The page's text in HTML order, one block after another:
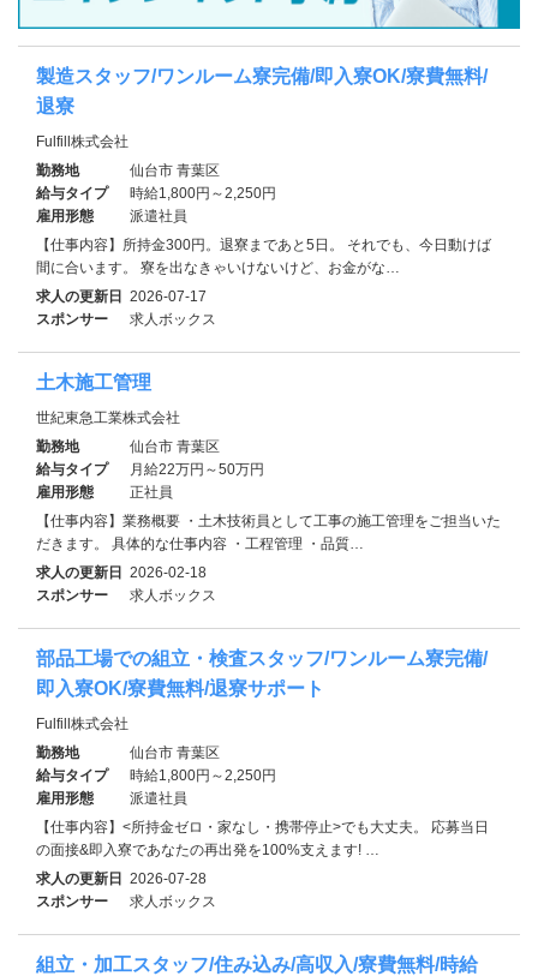
製造スタッフ/ワンルーム寮完備/即入寮OK/寮費無料/
退寮
Fulfill株式会社
勤務地
仙台市 青葉区
給与タイプ
時給1,800円～2,250円
雇用形態
派遣社員
【仕事内容】所持金300円。退寮まであと5日。 それでも、今日動けば
間に合います。 寮を出なきゃいけないけど、お金がな…
求人の更新日 2026-07-17
スポンサー
求人ボックス
土木施工管理
世紀東急工業株式会社
勤務地
仙台市 青葉区
給与タイプ
月給22万円～50万円
雇用形態
正社員
【仕事内容】業務概要 ・土木技術員として工事の施工管理をご担当いた
だきます。 具体的な仕事内容 ・工程管理 ・品質…
求人の更新日 2026-02-18
スポンサー
求人ボックス
部品工場での組立・検査スタッフ/ワンルーム寮完備/
即入寮OK/寮費無料/退寮サポート
Fulfill株式会社
勤務地
仙台市 青葉区
給与タイプ
時給1,800円～2,250円
雇用形態
派遣社員
【仕事内容】<所持金ゼロ・家なし・携帯停止>でも大丈夫。 応募当日
の面接&即入寮であなたの再出発を100%支えます! …
求人の更新日 2026-07-28
スポンサー
求人ボックス
組立・加工スタッフ/住み込み/高収入/寮費無料/時給